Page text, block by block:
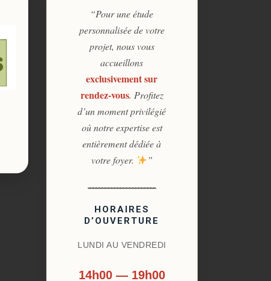
“Pour une étude
personnalisée de votre
projet, nous vous
accueillons
exclusivement sur
rendez-vous. Profitez
d’un moment privilégié
où notre expertise est
entièrement dédiée à
votre foyer.
”
HORAIRES
D’OUVERTURE
LUNDI AU VENDREDI
14h00 — 19h00